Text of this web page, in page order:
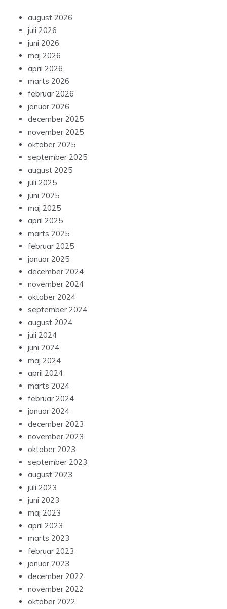
august 2026
juli 2026
juni 2026
maj 2026
april 2026
marts 2026
februar 2026
januar 2026
december 2025
november 2025
oktober 2025
september 2025
august 2025
juli 2025
juni 2025
maj 2025
april 2025
marts 2025
februar 2025
januar 2025
december 2024
november 2024
oktober 2024
september 2024
august 2024
juli 2024
juni 2024
maj 2024
april 2024
marts 2024
februar 2024
januar 2024
december 2023
november 2023
oktober 2023
september 2023
august 2023
juli 2023
juni 2023
maj 2023
april 2023
marts 2023
februar 2023
januar 2023
december 2022
november 2022
oktober 2022